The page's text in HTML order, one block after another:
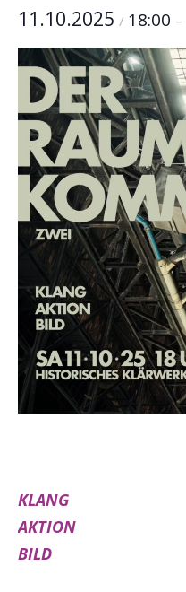
11.10.2025 / 18:00 –
KLANG
AKTION
BILD